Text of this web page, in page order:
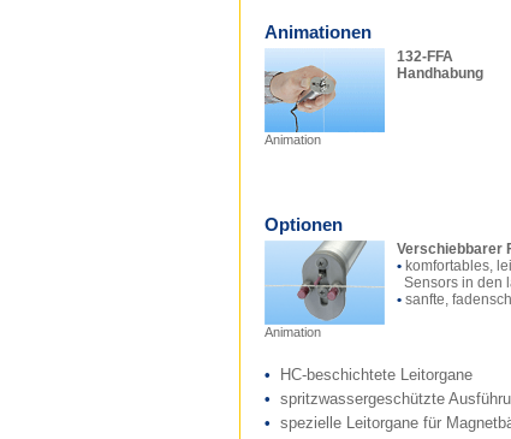
Animationen
Animation
132-FFA
Handhabung
Optionen
Animation
Verschiebbarer
• komfortables,
Sensors in den
• sanfte,
•
HC-beschichtete Leitorgane
• spritzwassergeschützte
• spezielle Leitorgane für